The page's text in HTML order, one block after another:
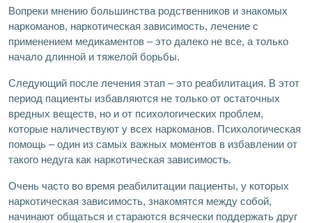
Вопреки мнению большинства родственников и знакомых
наркоманов, наркотическая зависимость, лечение с
применением медикаментов – это далеко не все, а только
начало длинной и тяжелой борьбы.
Следующий после лечения этап – это реабилитация. В этот
период пациенты избавляются не только от остаточных
вредных веществ, но и от психологических проблем,
которые наличествуют у всех наркоманов. Психологическая
помощь – один из самых важных моментов в избавлении от
такого недуга как наркотическая зависимость.
Очень часто во время реабилитации пациенты, у которых
наркотическая зависимость, знакомятся между собой,
начинают общаться и стараются всячески поддержать друг